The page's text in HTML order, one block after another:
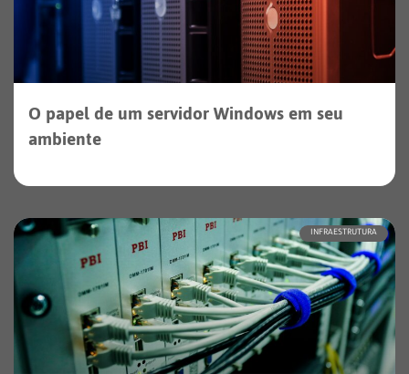
O papel de um servidor Windows em seu
ambiente
INFRAESTRUTURA